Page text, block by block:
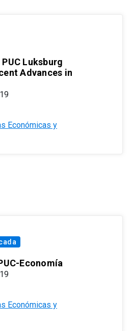
Luksburg
Advances in
Económicas y
Economía
Económicas y